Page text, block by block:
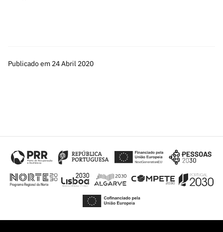
Publicado em 24 Abril 2020